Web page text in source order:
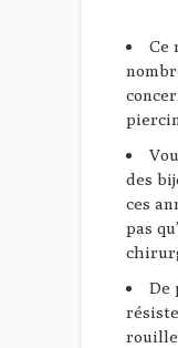
Ce
des
ces
pas
De